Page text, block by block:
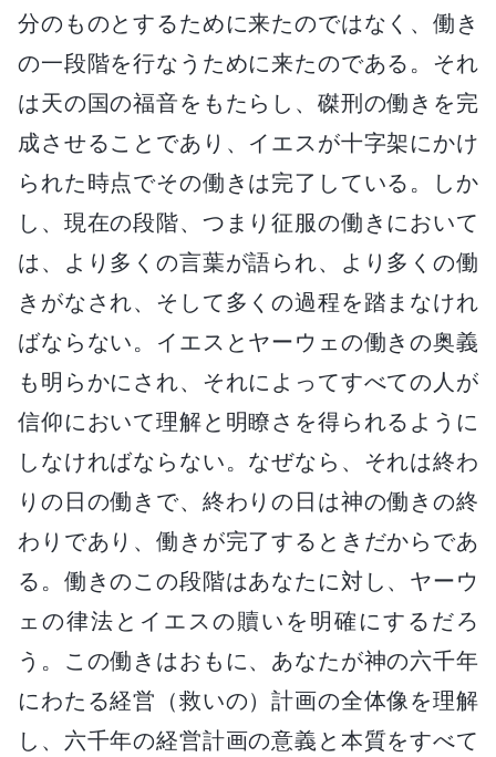
分のものとするために来たのではなく、働き
の一段階を行なうために来たのである。それ
は天の国の福音をもたらし、磔刑の働きを完
成させることであり、イエスが十字架にかけ
られた時点でその働きは完了している。しか
し、現在の段階、つまり征服の働きにおいて
は、より多くの言葉が語られ、より多くの働
きがなされ、そして多くの過程を踏まなけれ
ばならない。イエスとヤーウェの働きの奥義
も明らかにされ、それによってすべての人が
信仰において理解と明瞭さを得られるように
しなければならない。なぜなら、それは終わ
りの日の働きで、終わりの日は神の働きの終
わりであり、働きが完了するときだからであ
る。働きのこの段階はあなたに対し、ヤーウ
ェの律法とイエスの贖いを明確にするだろ
う。この働きはおもに、あなたが神の六千年
にわたる経営（救いの）計画の全体像を理解
し、六千年の経営計画の意義と本質をすべて